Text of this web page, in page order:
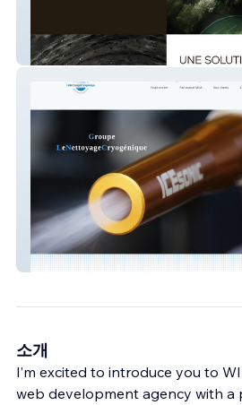
ECCUS - Immobilier
Nettoyagecryogenique
소개
I’m excited to introduce you to
web development agency with a